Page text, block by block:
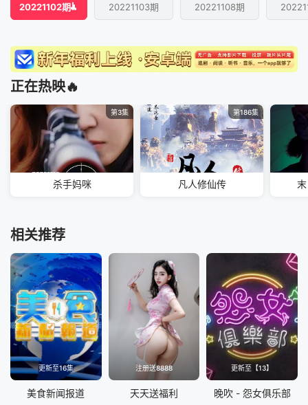
20221102期 20221103期 20221108期
正在热映🔥
第3集
杀手妈咪
第186集
凡人修仙传
相关推荐
更新至16集
美食新闻报道
注册送8888
天天送福利
更新至【13】
晚吹 - 怨女俱乐部